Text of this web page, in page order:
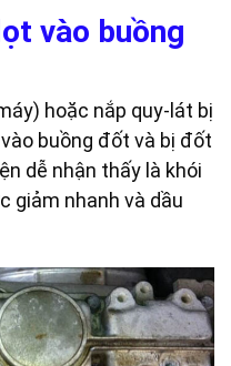
vào buồng
hoặc nắp quy-lát bị
buồng đốt và bị đốt
dễ nhận thấy là khói
giảm nhanh và dầu